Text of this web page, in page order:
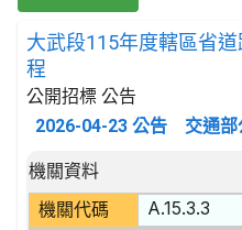
大武段115年度轄區省
程
公開招標 公告
2026-04-23 公告 交通
招標公告詳細內容
機關資料
機關代碼
A.15.3.3